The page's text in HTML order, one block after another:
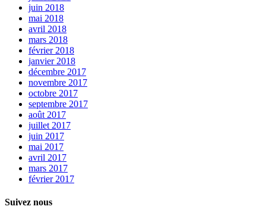
juin 2018
mai 2018
avril 2018
mars 2018
février 2018
janvier 2018
décembre 2017
novembre 2017
octobre 2017
septembre 2017
août 2017
juillet 2017
juin 2017
mai 2017
avril 2017
mars 2017
février 2017
Suivez nous